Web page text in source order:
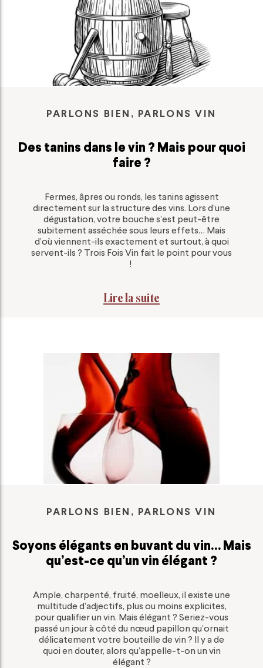
PARLONS BIEN, PARLONS VIN
Des tanins dans le vin ? Mais pour quoi
faire ?
Fermes, âpres ou ronds, les tanins agissent
directement sur la structure des vins. Lors d’une
dégustation, votre bouche s’est peut-être
subitement asséchée sous leurs effets… Mais
d’où viennent-ils exactement et surtout, à quoi
servent-ils ? Trois Fois Vin fait le point pour vous
!
Lire la suite
PARLONS BIEN, PARLONS VIN
Soyons élégants en buvant du vin… Mais
qu’est-ce qu’un vin élégant ?
Ample, charpenté, fruité, moelleux, il existe une
multitude d’adjectifs, plus ou moins explicites,
pour qualifier un vin. Mais élégant ? Seriez-vous
passé un jour à côté du nœud papillon qu’ornait
délicatement votre bouteille de vin ? Il y a de
quoi en douter, alors qu’appelle-t-on un vin
élégant ?